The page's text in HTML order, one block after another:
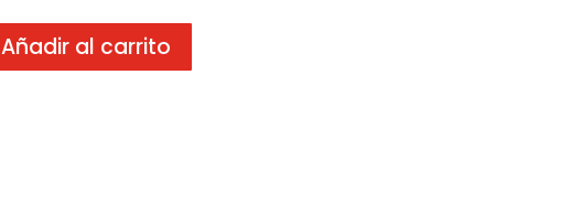
Añadir al carrito